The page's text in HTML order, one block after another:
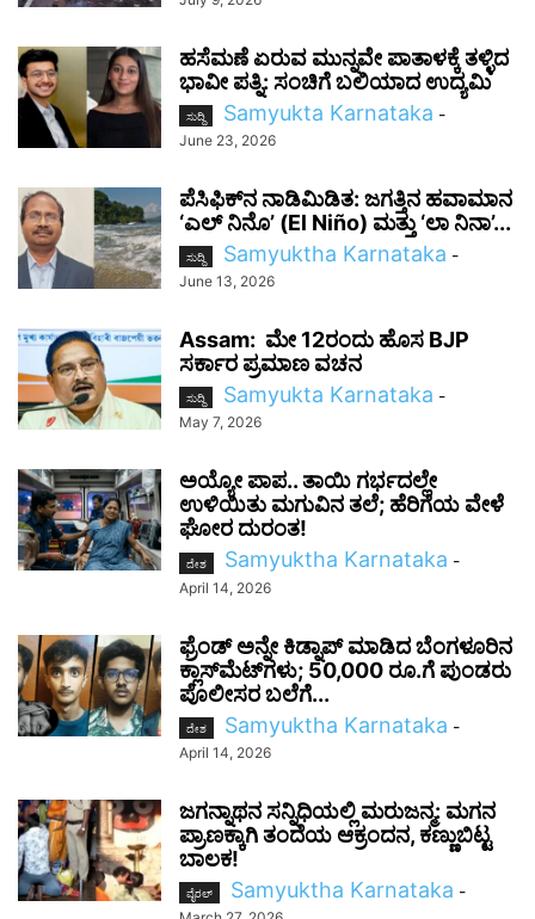
ಹಸೆಮಣೆ ಏರುವ ಮುನ್ನವೇ ಪಾತಾಳಕ್ಕೆ ತಳ್ಳಿದ
ಭಾವೀ ಪತ್ನಿ: ಸಂಚಿಗೆ ಬಲಿಯಾದ ಉದ್ಯಮಿ
ಸುದ್ದಿ Samyukta Karnataka -
June 23, 2026
ಪೆಸಿಫಿಕ್‌ನ ನಾಡಿಮಿಡಿತ: ಜಗತ್ತಿನ ಹವಾಮಾನ
‘ಎಲ್ ನಿನೊ’ (El Niño) ಮತ್ತು ‘ಲಾ ನಿನಾ’...
ಸುದ್ದಿ Samyuktha Karnataka -
June 13, 2026
Assam: ಮೇ 12ರಂದು ಹೊಸ BJP
ಸರ್ಕಾರ ಪ್ರಮಾಣ ವಚನ
ಸುದ್ದಿ Samyukta Karnataka -
May 7, 2026
ಅಯ್ಯೋ ಪಾಪ.. ತಾಯಿ ಗರ್ಭದಲ್ಲೇ
ಉಳಿಯಿತು ಮಗುವಿನ ತಲೆ; ಹೆರಿಗೆಯ ವೇಳೆ
ಘೋರ ದುರಂತ!
ದೇಶ Samyuktha Karnataka -
April 14, 2026
ಫ್ರೆಂಡ್ ಅನ್ನೇ ಕಿಡ್ನಾಪ್ ಮಾಡಿದ ಬೆಂಗಳೂರಿನ
ಕ್ಲಾಸ್‌ಮೆಟ್‌ಗಳು; 50,000 ರೂ.ಗೆ ಪುಂಡರು
ಪೊಲೀಸರ ಬಲೆಗೆ...
ದೇಶ Samyuktha Karnataka -
April 14, 2026
ಜಗನ್ನಾಥನ ಸನ್ನಿಧಿಯಲ್ಲಿ ಮರುಜನ್ಮ: ಮಗನ
ಪ್ರಾಣಕ್ಕಾಗಿ ತಂದೆಯ ಆಕ್ರಂದನ, ಕಣ್ಣುಬಿಟ್ಟ
ಬಾಲಕ!
ವೈರಲ್ Samyuktha Karnataka -